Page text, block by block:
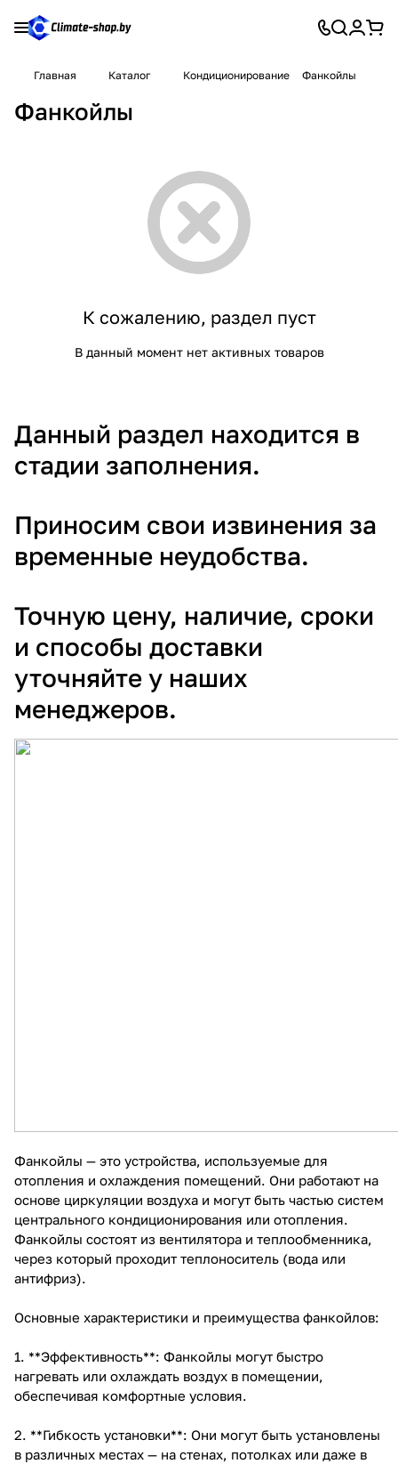
Главная Каталог Кондиционирование Фанкойлы
Фанкойлы
К сожалению, раздел пуст
В данный момент нет активных товаров
Данный раздел находится в
стадии заполнения.
Приносим свои извинения за
временные неудобства.
Точную цену, наличие, сроки
и способы доставки
уточняйте у наших
менеджеров.
Фанкойлы — это устройства, используемые для
отопления и охлаждения помещений. Они работают на
основе циркуляции воздуха и могут быть частью систем
центрального кондиционирования или отопления.
Фанкойлы состоят из вентилятора и теплообменника,
через который проходит теплоноситель (вода или
антифриз).
Основные характеристики и преимущества фанкойлов:
1. **Эффективность**: Фанкойлы могут быстро
нагревать или охлаждать воздух в помещении,
обеспечивая комфортные условия.
2. **Гибкость установки**: Они могут быть установлены
в различных местах — на стенах, потолках или даже в